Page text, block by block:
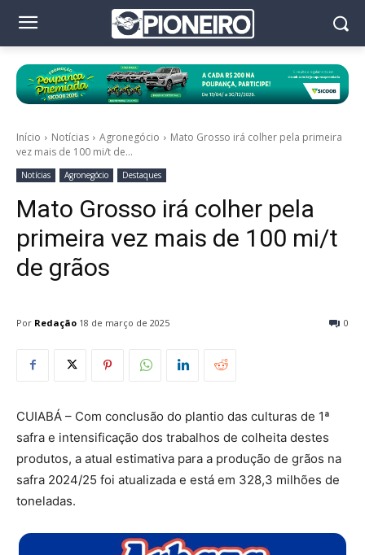
Início Notícias Agronegócio
Mato Grosso irá colher pela primeira
vez mais de 100 mi/t de...
Notícias Agronegócio Destaques
Mato Grosso irá colher pela
primeira vez mais de 100 mi/t
de grãos
Por Redação 0
18 de março de 2025
CUIABÁ – Com conclusão do plantio das culturas de 1ª
safra e intensificação dos trabalhos de colheita destes
produtos, a atual estimativa para a produção de grãos na
safra 2024/25 foi atualizada e está em 328,3 milhões de
toneladas.